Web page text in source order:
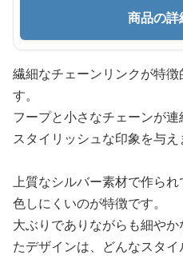
商品の詳
繊細なチェーンリンクが特
す。
フープと小さなチェーンが
スタイリッシュな印象を与え
上質なシルバー素材で作ら
色しにくいのが特徴です。
大ぶりでありながらも細や
たデザインは、どんなスタイ